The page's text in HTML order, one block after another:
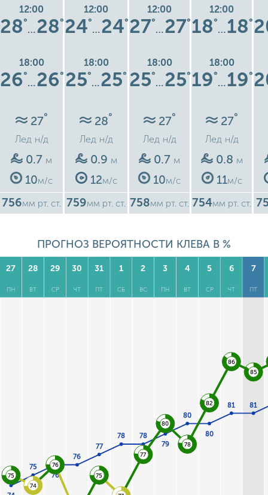
12:00
28°
…28°
18:00
26°
…26°
27°
Лед н/д
0.7 м
10м/с
756мм рт. ст.
12:00
24°
…24°
18:00
25°
…25°
28°
Лед н/д
0.9 м
12м/с
759мм рт. ст.
12:00
27°
…27°
18:00
25°
…25°
27°
Лед н/д
0.7 м
10м/с
758мм рт. ст.
12:00
18°
…18°
18:00
19°
…19°
27°
Лед н/д
0.8 м
11м/с
754мм рт. ст.
ПРОГНОЗ ВЕРОЯТНОСТИ КЛЕВА В %
27
ПН
28
ВТ
29
СР
30
ЧТ
31
ПТ
1
СБ
2
ВС
3
ПН
4
ВТ
5
СР
6
ЧТ
7
ПТ
75
76
76
77
78 78
79
80
80
81 81
75
74
76
75
77
80
78
82
86
85